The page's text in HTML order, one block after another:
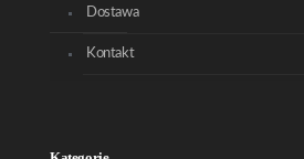
Dostawa
Kontakt